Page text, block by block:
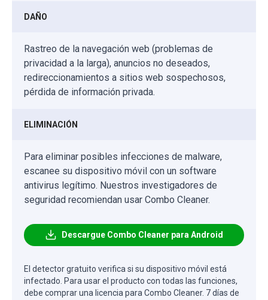
DAÑO
Rastreo de la navegación web (problemas de
privacidad a la larga), anuncios no deseados,
redireccionamientos a sitios web sospechosos,
pérdida de información privada.
ELIMINACIÓN
Para eliminar posibles infecciones de malware,
escanee su dispositivo móvil con un software
antivirus legítimo. Nuestros investigadores de
seguridad recomiendan usar Combo Cleaner.
Descargue Combo Cleaner para Android
El detector gratuito verifica si su dispositivo móvil está
infectado. Para usar el producto con todas las funciones,
debe comprar una licencia para Combo Cleaner. 7 días de